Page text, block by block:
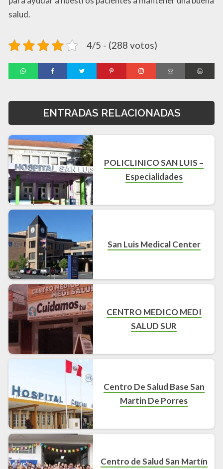
salud.
4/5 - (288 votos)
ENTRADAS RELACIONADAS
POLICLINICO SAN LUIS –
Especialidades
San Luis Medical Center
CENTRO MEDICO MEDI
SALUD SUR
Centro De Salud Base San
Martin De Porres
Centro de Salud San Martín